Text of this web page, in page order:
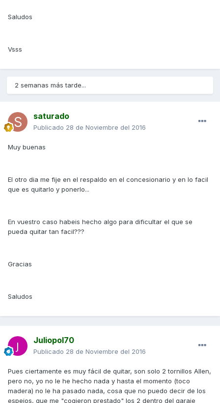
Saludos
Vsss
2 semanas más tarde...
saturado
Publicado 28 de Noviembre del 2016
Muy buenas
El otro dia me fije en el respaldo en el concesionario y en lo facil
que es quitarlo y ponerlo...
En vuestro caso habeis hecho algo para dificultar el que se
pueda quitar tan facil???
Gracias
Saludos
Juliopol70
Publicado 28 de Noviembre del 2016
Pues ciertamente es muy fácil de quitar, son solo 2 tornillos Allen,
pero no, yo no le he hecho nada y hasta el momento (toco
madera) no le ha pasado nada, cosa que no puedo decir de los
espejos, que me "cogieron prestado" los 2 dentro del garaje